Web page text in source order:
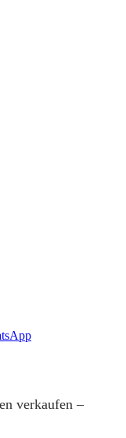
verkaufen –